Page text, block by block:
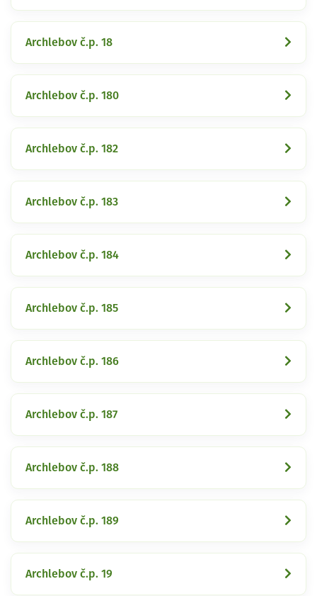
Archlebov č.p. 18
Archlebov č.p. 180
Archlebov č.p. 182
Archlebov č.p. 183
Archlebov č.p. 184
Archlebov č.p. 185
Archlebov č.p. 186
Archlebov č.p. 187
Archlebov č.p. 188
Archlebov č.p. 189
Archlebov č.p. 19